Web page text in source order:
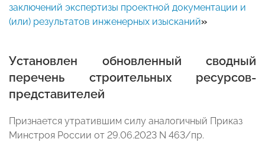
заключений экспертизы проектной документации и
(или) результатов инженерных изысканий»
Установлен обновленный сводный
перечень строительных ресурсов-
представителей
Признается утратившим силу аналогичный Приказ
Минстроя России от 29.06.2023 N 463/пр.